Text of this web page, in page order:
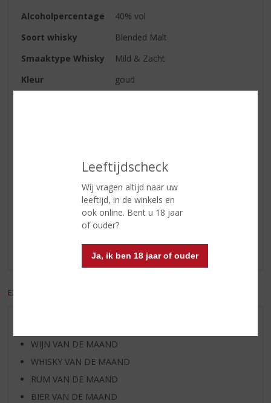
Leeftijdscheck
Wij vragen altijd naar uw
leeftijd, in de winkels en
ook online. Bent u 18 jaar
of ouder?
Ja, ik ben 18 jaar of ouder
Alcoholpercentage
40% vol
Soort whisky
Blended Malt
Smaaktype Whisky
Mild & Zacht
Kleur
goud
Reviews
Schrijf een review
Er zijn nog geen reviews geplaatst voor dit product
EXCL. BTW
WIJN VAN DE MAAND
WHISKY VAN DE MAAND
RUM VAN DE MAAND
BIER VAN DE MAAND